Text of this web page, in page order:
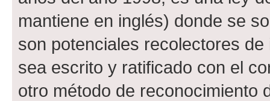
mantiene en inglés) donde se
son potenciales recolectores
sea escrito y ratificado con el
otro método de reconocimiento